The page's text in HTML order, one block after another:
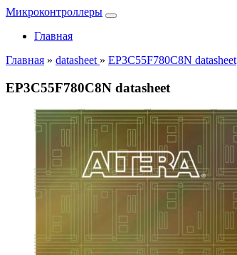
Микроконтроллеры
Главная
Главная » datasheet » EP3C55F780C8N datasheet
EP3C55F780C8N datasheet